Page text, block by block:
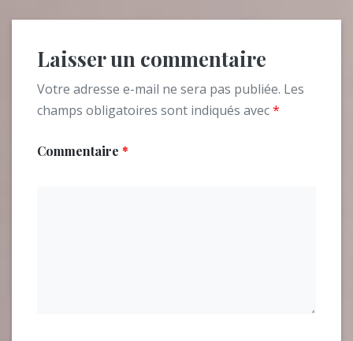
Laisser un commentaire
Votre adresse e-mail ne sera pas publiée. Les
champs obligatoires sont indiqués avec*
Commentaire *